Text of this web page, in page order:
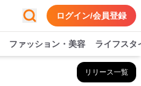
ログイン/会員登録
ファッション・美容 ライフスタ
リリース一覧